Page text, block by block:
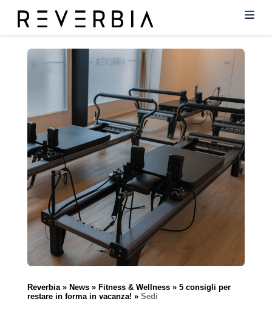
Reverbia News Fitness & Wellness
5 consigli per
restare in forma in vacanza!
Sedi